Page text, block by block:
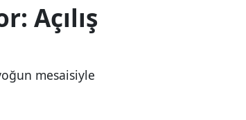
Açılış
mesaisiyle